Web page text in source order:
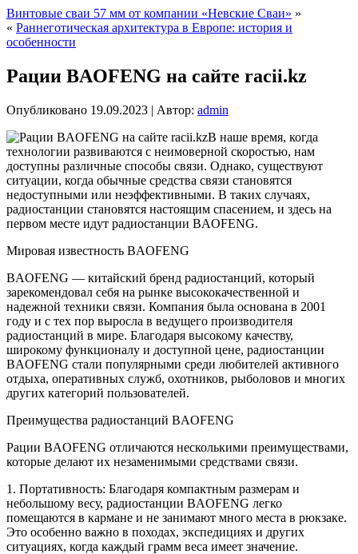
Винтовые сваи 57 мм от компании «Невские Сваи» »
« Раннеготическая архитектура в Европе: история и
особенности
Рации BAOFENG на сайте racii.kz
Опубликовано 19.09.2023 | Автор: admin
В наше время, когда
технологии развиваются с неимоверной скоростью, нам
доступны различные способы связи. Однако, существуют
ситуации, когда обычные средства связи становятся
недоступными или неэффективными. В таких случаях,
радиостанции становятся настоящим спасением, и здесь на
первом месте идут радиостанции BAOFENG.
Мировая известность BAOFENG
BAOFENG — китайский бренд радиостанций, который
зарекомендовал себя на рынке высококачественной и
надежной техники связи. Компания была основана в 2001
году и с тех пор выросла в ведущего производителя
радиостанций в мире. Благодаря высокому качеству,
широкому функционалу и доступной цене, радиостанции
BAOFENG стали популярными среди любителей активного
отдыха, оперативных служб, охотников, рыболовов и многих
других категорий пользователей.
Преимущества радиостанций BAOFENG
Рации BAOFENG отличаются несколькими преимуществами,
которые делают их незаменимыми средствами связи.
1. Портативность: Благодаря компактным размерам и
небольшому весу, радиостанции BAOFENG легко
помещаются в кармане и не занимают много места в рюкзаке.
Это особенно важно в походах, экспедициях и других
ситуациях, когда каждый грамм веса имеет значение.